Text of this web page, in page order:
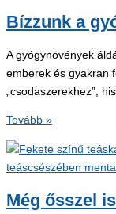
védelmében
Bízzunk a
A gyógynövények
emberek és gyakran
„csodaszerekhez”,
Bízzunk
a
gyógynövények
erejében!
Tovább »
Még ősszel